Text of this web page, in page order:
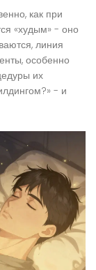
как при
«худым» - оно
линия
особенно
их
- и